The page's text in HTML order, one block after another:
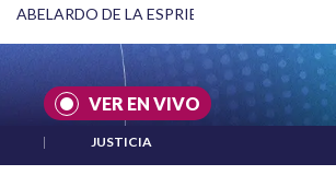
ABELARDO DE LA ESPRIELLA Y DMG
VER EN VIVO
| JUSTICIA